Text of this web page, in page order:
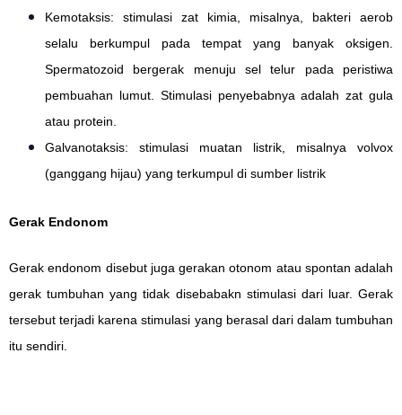
Kemotaksis: stimulasi zat kimia, misalnya, bakteri aerob
selalu berkumpul pada tempat yang banyak oksigen.
Spermatozoid bergerak menuju sel telur pada peristiwa
pembuahan lumut. Stimulasi penyebabnya adalah zat gula
atau protein.
Galvanotaksis: stimulasi muatan listrik, misalnya volvox
(ganggang hijau) yang terkumpul di sumber listrik
Gerak Endonom
Gerak endonom disebut juga gerakan otonom atau spontan adalah
gerak tumbuhan yang tidak disebabakn stimulasi dari luar. Gerak
tersebut terjadi karena stimulasi yang berasal dari dalam tumbuhan
itu sendiri.